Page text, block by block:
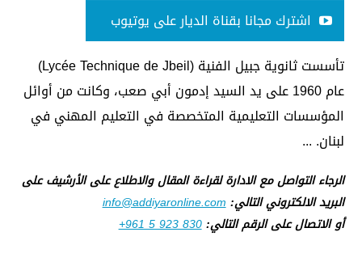
اشترك مجانا بقناة الديار على يوتيوب
تأسست ثانوية جبيل الفنية (Lycée Technique de Jbeil)
عام 1960 على يد السيد إدمون أبي صعب، وكانت من أوائل
المؤسسات التعليمية المتخصصة في التعليم المهني في
لبنان. ...
الرجاء التواصل مع الادارة لقراءة المقال والاطلاع على الأرشيف على
البريد الالكتروني التالي:info@addiyaronline.com
أو الاتصال على الرقم التالي:+961 5 923 830